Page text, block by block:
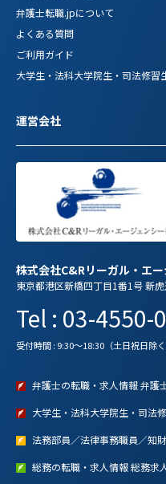
弁護士転職.jpについて
よくある質問
ご利用ガイド
大学生・法科大学院生・司法修習
運営会社
株式会社C&Rリーガル・エ
東京都港区新橋四丁目1番1号 新虎
Tel : 03-4550-
受付時間 : 9:30～18:30（土日祝日除く
弁護士の転職・求人情報 弁護
大学生・法科大学院生・司法
法務部員／法律事務職員／知
総務の転職・求人情報 総務求